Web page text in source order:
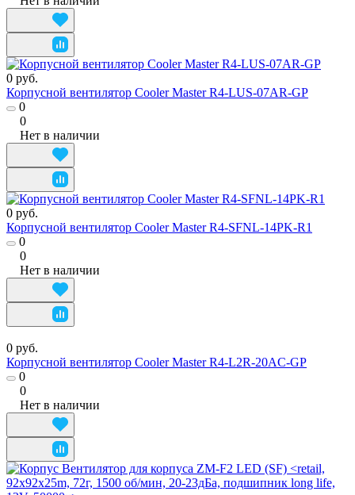
0 руб.
Корпусной вентилятор Cooler Master R4-LUS-07AR-GP
0
0
Нет в наличии
0 руб.
Корпусной вентилятор Cooler Master R4-SFNL-14PK-R1
0
0
Нет в наличии
0 руб.
Корпусной вентилятор Cooler Master R4-L2R-20AC-GP
0
0
Нет в наличии